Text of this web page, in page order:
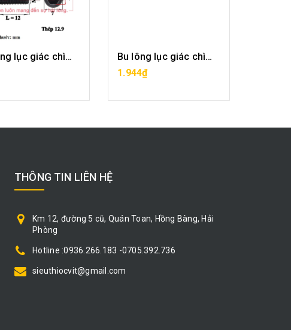
Bu lông lục giác chìm-M4x12
MUA HÀNG
Bu lông lục giác chìm-M4x14
1.944₫
MUA HÀNG
THÔNG TIN LIÊN HỆ
Km 12, đường 5 cũ, Quán Toan, Hồng Bàng, Hải
Phòng
Hotline :0936.266.183 -0705.392.736
sieuthiocvit@gmail.com